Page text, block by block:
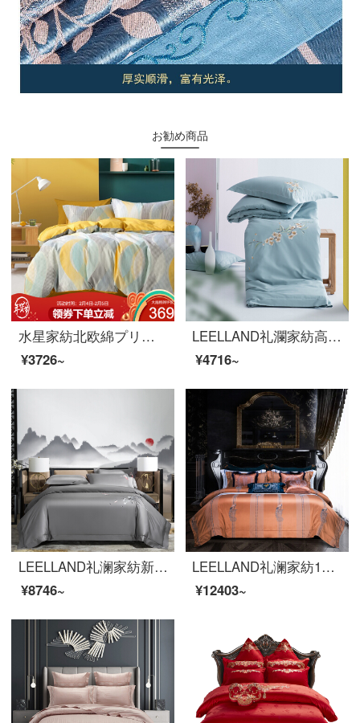
お勧め商品
水星家紡北欧綿プリントベッドに純綿布団カバーシーツ枕カバー寝具ダブル布団セット1.8メートル（適応220*240芯）
¥3726~
LEELLAND礼瀾家紡高級新中国式60本の綿花刺繍全綿四点セットの純綿古韻刺繍ベッド用品4点セットのメコンシーン1.5-1.8メートルベッド/200*230 cm
¥4716~
LEELLAND礼澜家紡新中国式刺繍100本の全綿ベッド用品四点セットの純綿現代別荘見本室のハイエンドベッド用品セットのハスの花-深冬灰1.8-2.0メートルベッド/220*240 cm
¥8746~
LEELLAND礼澜家紡100本のハイエンドの色織ジャカード全綿の寝具四点セット欧式軽奢別荘の見本板間純綿の寝具セット雀霊夢舞1.5-1.8メートルのベッド/200*230 cm
¥12403~